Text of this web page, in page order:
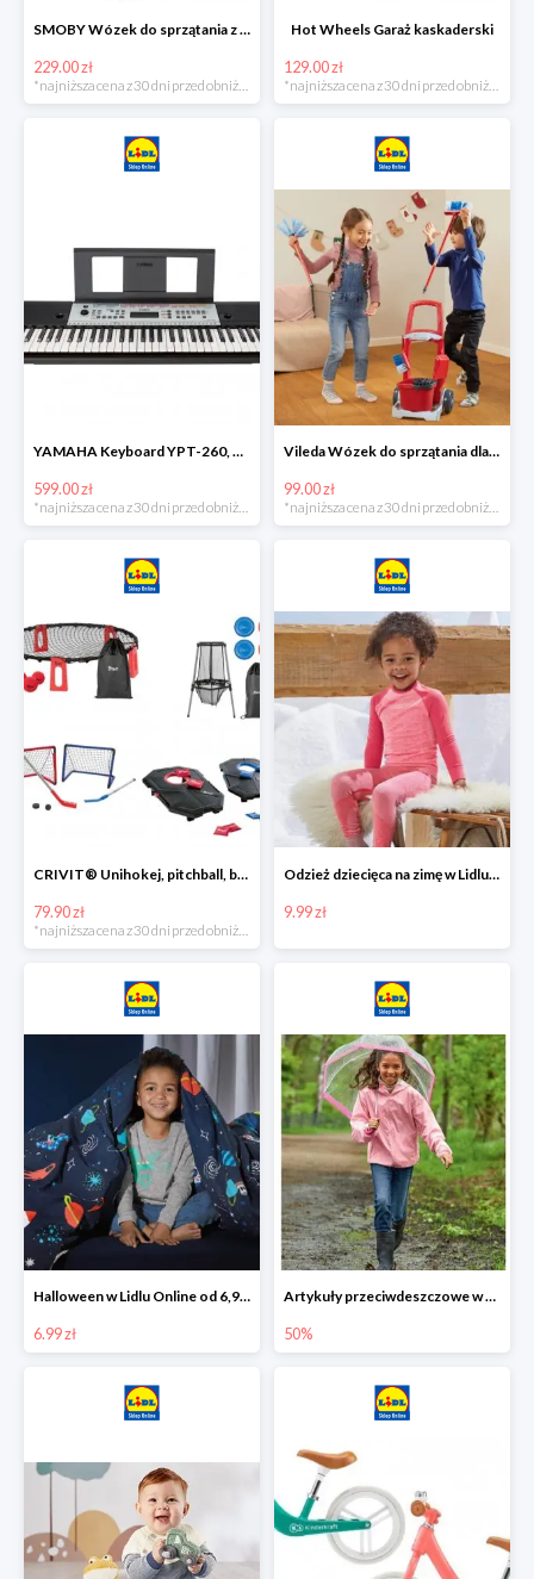
SMOBY Wózek do sprzątania z odkurzaczem
229.00 zł
Hot Wheels Garaż kaskaderski
129.00 zł
YAMAHA Keyboard YPT-260, 61 klawiszy
599.00 zł
*najniższa cena z 30 dni przed obniżką
Vileda Wózek do sprzątania dla dzieci
99.00 zł
*najniższa cena z 30 dni przed obniżką
CRIVIT® Unihokej, pitchball, bean bag lub disc golf
79.90 zł
Odzież dziecięca na zimę w Lidlu Online od 9,99 zł
9.99 zł
Halloween w Lidlu Online od 6,99 zł
6.99 zł
Artykuły przeciwdeszczowe w Lodilu Online do -50%
50%